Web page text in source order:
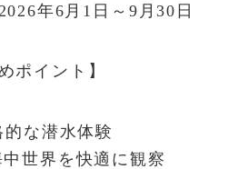
年6月1日～9月30日
ポイント】
な潜水体験
世界を快適に観察